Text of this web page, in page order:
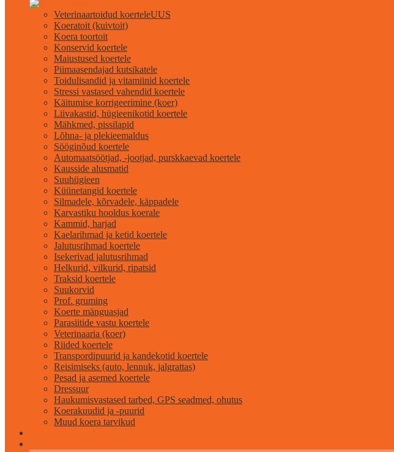
Veterinaartoidud koerteleUUS
Koeratoit (kuivtoit)
Koera toortoit
Konservid koertele
Maiustused koertele
Piimaasendajad kutsikatele
Toidulisandid ja vitamiinid koertele
Stressi vastased vahendid koertele
Käitumise korrigeerimine (koer)
Liivakastid, hügieenikotid koertele
Mähkmed, pissilapid
Lõhna- ja plekieemaldus
Sööginõud koertele
Automaatsöötjad, -jootjad, purskkaevad koertele
Kausside alusmatid
Suuhügieen
Küünetangid koertele
Silmadele, kõrvadele, käppadele
Karvastiku hooldus koerale
Kammid, harjad
Kaelarihmad ja ketid koertele
Jalutusrihmad koertele
Isekerivad jalutusrihmad
Helkurid, vilkurid, ripatsid
Traksid koertele
Suukorvid
Prof. gruming
Koerte mänguasjad
Parasiitide vastu koertele
Veterinaaria (koer)
Riided koertele
Transpordipuurid ja kandekotid koertele
Reisimiseks (auto, lennuk, jalgrattas)
Pesad ja asemed koertele
Dressuur
Haukumisvastased tarbed, GPS seadmed, ohutus
Koerakuudid ja -puurid
Muud koera tarvikud